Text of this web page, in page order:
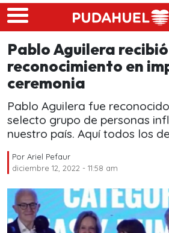
Skip to main content
Pablo Aguilera
reconocimiento en
ceremonia
Pablo Aguilera fue
selecto grupo de personas
nuestro país. Aquí todos los
Por Ariel Pefaur
diciembre 12, 2022 - 11:58 am